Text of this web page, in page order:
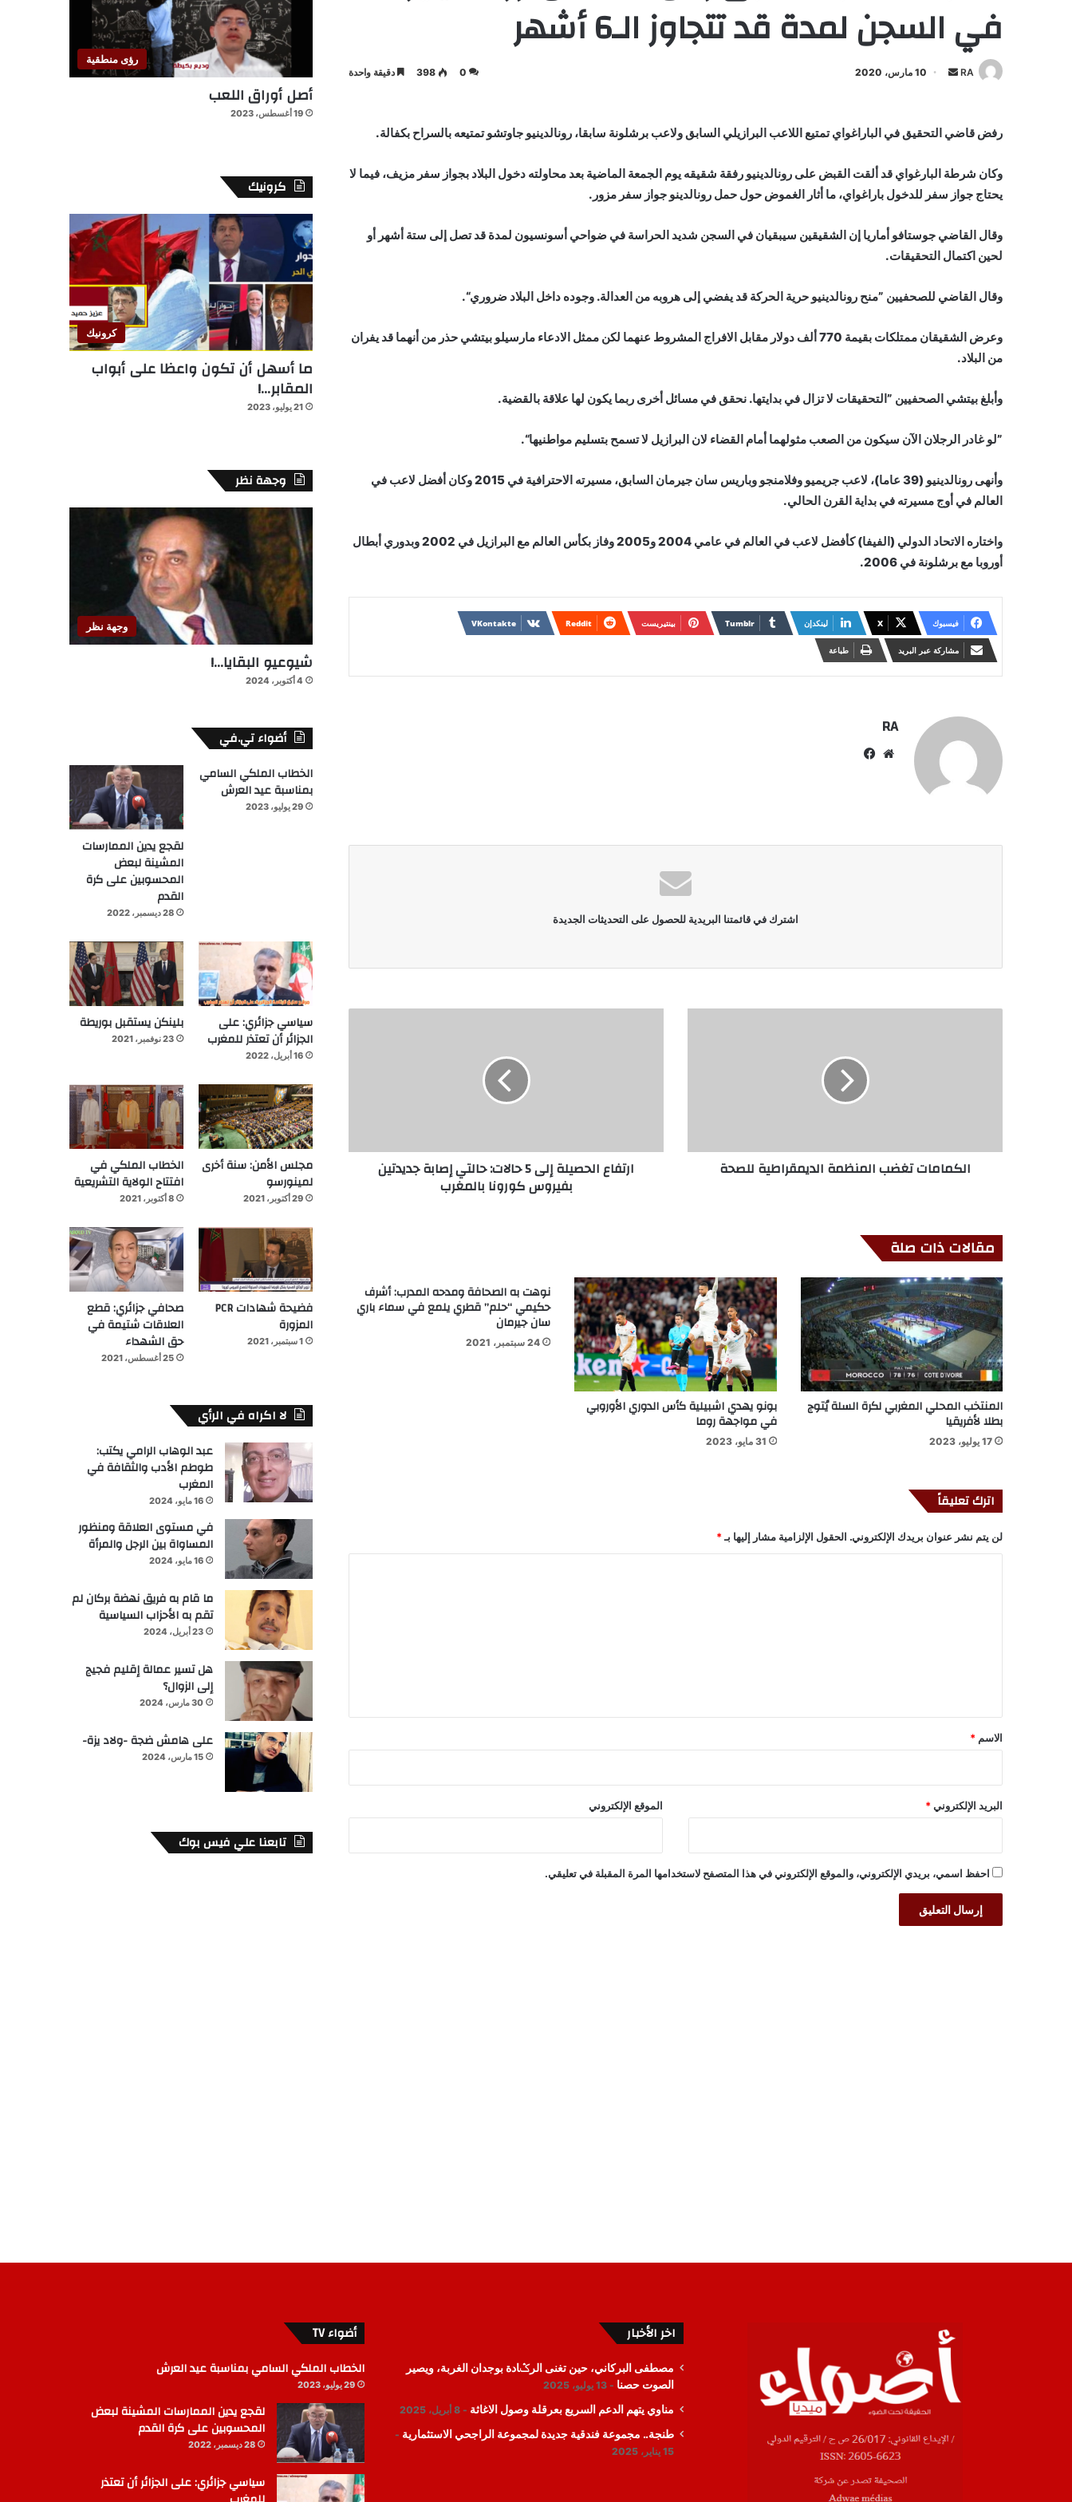
في السجن لمدة قد تتجاوز الـ6 أشهر
RA
أرسل 10 مارس، 2020 0
398 دقيقة واحدة
رفض قاضي التحقيق في الباراغواي تمتيع اللاعب البرازيلي السابق ولاعب برشلونة سابقا، رونالدينيو جاوتشو تمتيعه بالسراح بكفالة.
وكان شرطة البارغواي قد ألقت القبض على رونالدينيو رفقة شقيقه يوم الجمعة الماضية بعد محاولته دخول البلاد بجواز سفر مزيف، فيما لا
يحتاج جواز سفر للدخول باراغواي، ما أثار الغموض حول حمل رونالدينو جواز سفر مزور.
وقال القاضي جوستافو أماريا إن الشقيقين سيبقيان في السجن شديد الحراسة في ضواحي أسونسيون لمدة قد تصل إلى ستة أشهر أو
لحين اكتمال التحقيقات.
وقال القاضي للصحفيين ”منح رونالدينيو حرية الحركة قد يفضي إلى هروبه من العدالة. وجوده داخل البلاد ضروري“.
وعرض الشقيقان ممتلكات بقيمة 770 ألف دولار مقابل الافراج المشروط عنهما لكن ممثل الادعاء مارسيلو بيتشي حذر من أنهما قد يفران
من البلاد.
وأبلغ بيتشي الصحفيين ”التحقيقات لا تزال في بدايتها. نحقق في مسائل أخرى ربما يكون لها علاقة بالقضية.
”لو غادر الرجلان الآن سيكون من الصعب مثولهما أمام القضاء لان البرازيل لا تسمح بتسليم مواطنيها“.
وأنهى رونالدينيو (39 عاما)، لاعب جريميو وفلامنجو وباريس سان جيرمان السابق، مسيرته الاحترافية في 2015 وكان أفضل لاعب في
العالم في أوج مسيرته في بداية القرن الحالي.
واختاره الاتحاد الدولي (الفيفا) كأفضل لاعب في العالم في عامي 2004 و2005 وفاز بكأس العالم مع البرازيل في 2002 وبدوري أبطال
أوروبا مع برشلونة في 2006.
فيسبوك X لينكدإن بينتيريست
مشاركة عبر البريد طباعة
RA
موقع
اشترك في قائمتنا البريدية للحصول على التحديثات الجديدة
الكمامات تغضب المنظمة الديمقراطية للصحة ارتفاع الحصيلة إلى 5 حالات: حالتي إصابة جديدتين
بفيروس كورونا بالمغرب
مقالات ذات صلة
المنتخب المحلي المغربي لكرة السلة يُتوج
بطلا لأفريقيا
17 يوليو، 2023
بونو يهدي اشبيلية كأس الدوري الأوروبي
في مواجهة روما
31 مايو، 2023
نوهت به الصحافة ومدحه المدرب: أشرف
حكيمي “حلم” قطري يلمع في سماء باري
سان جيرمان
24 سبتمبر، 2021
اترك تعليقاً
لن يتم نشر عنوان بريدك الإلكتروني. الحقول الإلزامية مشار إليها بـ *
*
الاسم *
البريد الإلكتروني * الموقع الإلكتروني
احفظ اسمي، بريدي الإلكتروني، والموقع الإلكتروني في هذا المتصفح لاستخدامها المرة المقبلة في تعليقي.
رؤى منطقية
أصل أوراق اللعب
19 أغسطس، 2023
كرونيك
كرونيك
ما أسهل أن تكون واعظا على أبواب
المقابر…!
21 يوليو، 2023
وجهة نظر
وجهة نظر
شيوعيو البقايا…!
4 أكتوبر، 2024
أضواء تي.في
الخطاب الملكي السامي
بمناسبة عيد العرش
29 يوليو، 2023
لقجع يدين الممارسات
المشينة لبعض
المحسوبين على كرة
القدم
28 ديسمبر، 2022
سياسي جزائري: على
الجزائر أن تعتذر للمغرب
16 أبريل، 2022
بلينكن يستقبل بوريطة
23 نوفمبر، 2021
مجلس الأمن: سنة أخرى
لمينورسو
29 أكتوبر، 2021
الخطاب الملكي في
افتتاح الولاية التشريعية
8 أكتوبر، 2021
فضيحة شهادات PCR
المزورة
1 سبتمبر، 2021
صحافي جزائري: قطع
العلاقات شتيمة في
حق الشهداء
25 أغسطس، 2021
لا اكراه في الرأي
عبد الوهاب الرامي يكتب:
طوطم الأدب والثقافة في
المغرب
16 مايو، 2024
في مستوى العلاقة ومنظور
المساواة بين الرجل والمرأة
16 مايو، 2024
ما قام به فريق نهضة بركان لم
تقم به الأحزاب السياسية
23 أبريل، 2024
هل تسير عمالة إقليم فجيج
إلى الزوال؟
30 مارس، 2024
على هامش ضجة -ولاد يزة-
15 مارس، 2024
تابعنا علي فيس بوك
اخر الأخبار
مصطفى البركاني، حين تغنى الرݣادة بوجدان الغربة، ويصير
الصوت حصنا
13 يوليو، 2025
مناوي يتهم الدعم السريع بعرقلة وصول الاغاثة 8 أبريل، 2025
طنجة.. مجموعة فندقية جديدة لمجموعة الراجحي الاستثمارية
15 يناير، 2025
أضواء TV
الخطاب الملكي السامي بمناسبة عيد العرش
29 يوليو، 2023
لقجع يدين الممارسات المشينة لبعض
المحسوبين على كرة القدم
28 ديسمبر، 2022
سياسي جزائري: على الجزائر أن تعتذر